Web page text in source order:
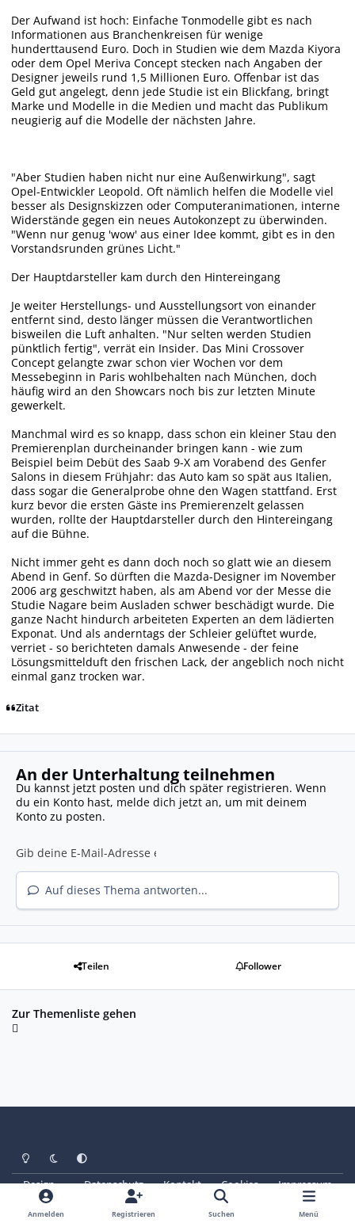
Der Aufwand ist hoch: Einfache Tonmodelle gibt es nach
Informationen aus Branchenkreisen für wenige
hunderttausend Euro. Doch in Studien wie dem Mazda Kiyora
oder dem Opel Meriva Concept stecken nach Angaben der
Designer jeweils rund 1,5 Millionen Euro. Offenbar ist das
Geld gut angelegt, denn jede Studie ist ein Blickfang, bringt
Marke und Modelle in die Medien und macht das Publikum
neugierig auf die Modelle der nächsten Jahre.
"Aber Studien haben nicht nur eine Außenwirkung", sagt
Opel-Entwickler Leopold. Oft nämlich helfen die Modelle viel
besser als Designskizzen oder Computeranimationen, interne
Widerstände gegen ein neues Autokonzept zu überwinden.
"Wenn nur genug 'wow' aus einer Idee kommt, gibt es in den
Vorstandsrunden grünes Licht."
Der Hauptdarsteller kam durch den Hintereingang
Je weiter Herstellungs- und Ausstellungsort von einander
entfernt sind, desto länger müssen die Verantwortlichen
bisweilen die Luft anhalten. "Nur selten werden Studien
pünktlich fertig", verrät ein Insider. Das Mini Crossover
Concept gelangte zwar schon vier Wochen vor dem
Messebeginn in Paris wohlbehalten nach München, doch
häufig wird an den Showcars noch bis zur letzten Minute
gewerkelt.
Manchmal wird es so knapp, dass schon ein kleiner Stau den
Premierenplan durcheinander bringen kann - wie zum
Beispiel beim Debüt des Saab 9-X am Vorabend des Genfer
Salons in diesem Frühjahr: das Auto kam so spät aus Italien,
dass sogar die Generalprobe ohne den Wagen stattfand. Erst
kurz bevor die ersten Gäste ins Premierenzelt gelassen
wurden, rollte der Hauptdarsteller durch den Hintereingang
auf die Bühne.
Nicht immer geht es dann doch noch so glatt wie an diesem
Abend in Genf. So dürften die Mazda-Designer im November
2006 arg geschwitzt haben, als am Abend vor der Messe die
Studie Nagare beim Ausladen schwer beschädigt wurde. Die
ganze Nacht hindurch arbeiteten Experten an dem lädierten
Exponat. Und als anderntags der Schleier gelüftet wurde,
verriet - so berichteten damals Anwesende - der feine
Lösungsmittelduft den frischen Lack, der angeblich noch nicht
einmal ganz trocken war.
Zitat
An der Unterhaltung teilnehmen
Du kannst jetzt posten und dich später registrieren. Wenn
du ein Konto hast, melde dich jetzt an, um mit deinem
Konto zu posten.
Auf dieses Thema antworten...
Teilen Follower
Zur Themenliste gehen
Heller ModusDunkler Modus
Systemeinstellung
Design Datenschutz Kontakt Cookies
Impressum
© Copyright 2025 - SAABoteure e. V.
Powered by Invision Community
Anmelden Registrieren Suchen Menü